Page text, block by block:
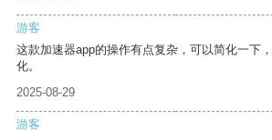
游客
这款加速器app的操作有点复杂，可以简化一下
化。
2025-08-29
游客